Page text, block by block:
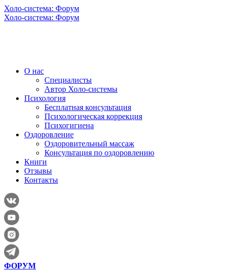
Холо-система: Форум
Холо-система: Форум
О нас
Специалисты
Автор Холо-системы
Психология
Бесплатная консультация
Психологическая коррекция
Психогигиена
Оздоровление
Оздоровительный массаж
Консультация по оздоровлению
Книги
Отзывы
Контакты
ФОРУМ